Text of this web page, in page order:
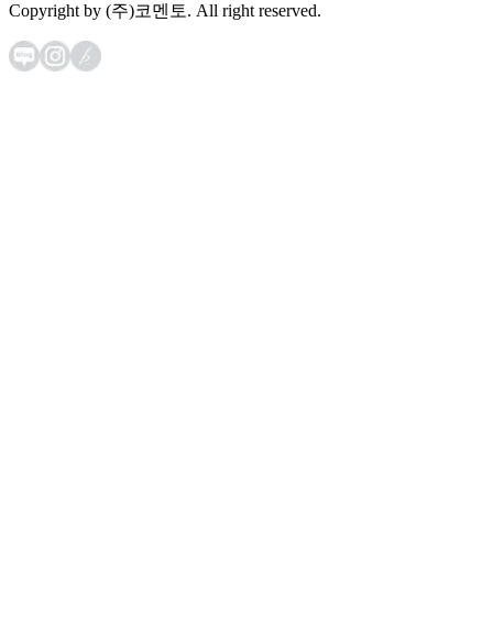
Copyright by (주)코멘토. All right reserved.